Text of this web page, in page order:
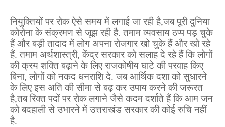
नियुक्तियों पर रोक ऐसे समय में लगाई जा रही है,जब पूरी दुनिया
कोरोना के संक्रमण से जूझ रही है. तमाम व्यवसाय ठप्प पड़ चुके
हैं और बड़ी तादाद में लोग अपना रोजगार खो चुके हैं और खो रहे
हैं. तमाम अर्थशास्त्री, केंद्र सरकार को सलाह दे रहे हैं कि लोगों
की क्रय शक्ति बढ़ाने के लिए राजकोषीय घाटे की परवाह किए
बिना, लोगों को नकद धनराशि दे. जब आर्थिक दशा को सुधारने
के लिए इस अति की सीमा से बढ़ कर उपाय करने की जरूरत
है,तब रिक्त पदों पर रोक लगाने जैसे कदम दर्शाते हैं कि आम जन
को बदहाली से उभारने में उत्तराखंड सरकार की कोई रुचि नहीं
है.